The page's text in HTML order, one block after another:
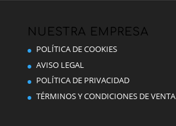
NUESTRA EMPRESA
POLÍTICA DE COOKIES
AVISO LEGAL
POLÍTICA DE PRIVACIDAD
TÉRMINOS Y CONDICIONES DE VENTA